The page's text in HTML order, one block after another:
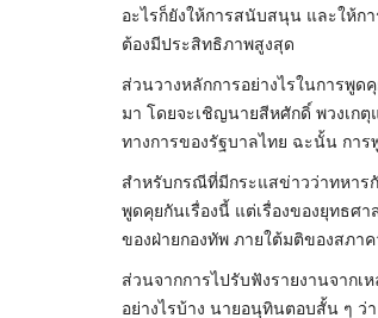
อะไรก็ยังให้การสนับสนุน และให้ก
ต้องมีประสิทธิภาพสูงสุด
ส่วนวางหลักการอย่างไรในการพู
มา โดยจะเชิญนายสีหศักดิ์ พวงเกตุ
ทางการของรัฐบาลไทย ฉะนั้น การ
สำหรับกรณีที่มีกระแสข่าวว่าทหาร
พูดคุยกันเรื่องนี้ แต่เรื่องของยุทธ
ของฝ่ายกองทัพ ภายใต้มติของสภา
ส่วนจากการไปรับฟังรายงานจากเ
อย่างไรบ้าง นายอนุทินตอบสั้น ๆ ว่